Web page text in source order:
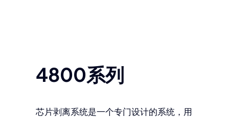
4800系列
芯片剥离系统是一个专门设计的系统，用